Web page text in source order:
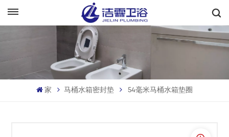
Français
家 马桶水箱密封垫 54毫米马桶水箱垫圈